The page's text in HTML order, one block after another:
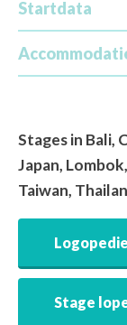
Startdata
Stages in Bali,
Japan,
Taiwan,
Logopedie
Stage